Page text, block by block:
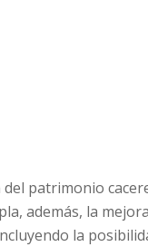
patrimonio
además, la
la